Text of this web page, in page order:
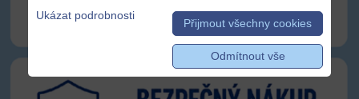
Ukázat podrobnosti
Přijmout všechny cookies
Odmítnout vše